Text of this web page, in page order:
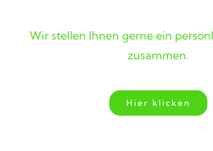
Wir stellen Ihnen gerne ein
zusammen.
Hier klicken